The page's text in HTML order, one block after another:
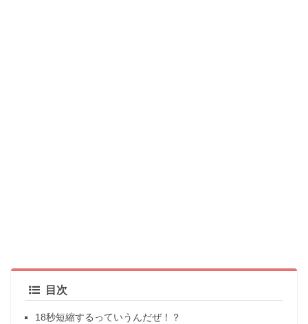
目次
18秒短縮するっていうんだぜ！？